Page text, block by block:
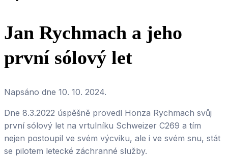
Jan Rychmach a jeho
první sólový let
Napsáno dne 10. 10. 2024.
Dne 8.3.2022 úspěšně provedl Honza Rychmach svůj
první sólový let na vrtulníku Schweizer C269 a tím
nejen postoupil ve svém výcviku, ale i ve svém snu, stát
se pilotem letecké záchranné služby.